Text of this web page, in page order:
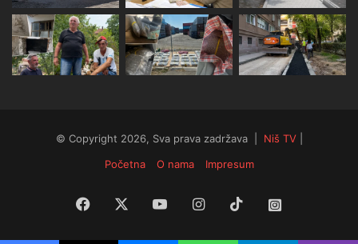
© Copyright 2026, Sva prava zadržava | Niš TV|
Početna
O nama Impresum
Facebook YouTubeInstagram
TikTok